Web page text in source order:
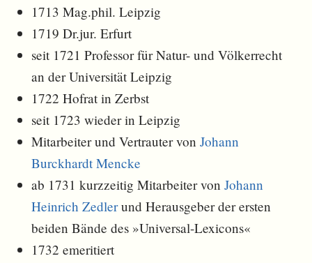
1713 Mag.phil. Leipzig
1719 Dr.jur. Erfurt
seit 1721 Professor für Natur- und Völkerrecht
an der Universität Leipzig
1722 Hofrat in Zerbst
seit 1723 wieder in Leipzig
Mitarbeiter und Vertrauter vonJohann
Burckhardt Mencke
ab 1731 kurzzeitig Mitarbeiter vonJohann
Heinrich Zedlerund Herausgeber der ersten
beiden Bände des »Universal-Lexicons«
1732 emeritiert